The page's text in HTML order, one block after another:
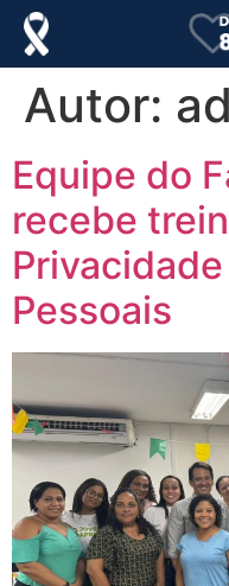
Autor:
Equipe do
recebe
Pessoais